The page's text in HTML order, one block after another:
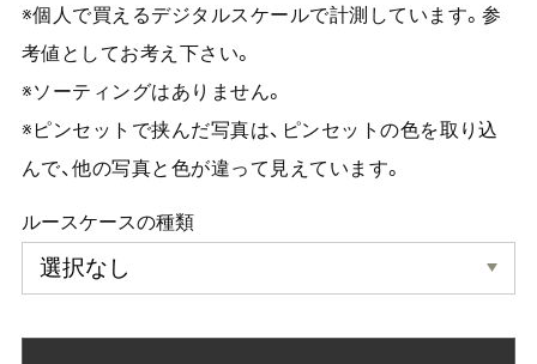
※個人で買えるデジタルスケールで計測しています。参
考値としてお考え下さい。
※ソーティングはありません。
※ピンセットで挟んだ写真は、ピンセットの色を取り込
んで、他の写真と色が違って見えています。
ルースケースの種類